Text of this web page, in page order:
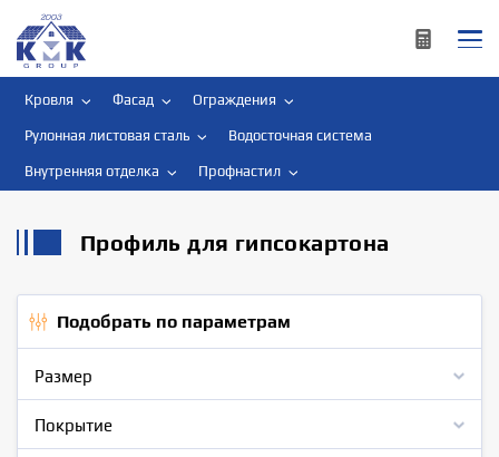
Кровля Фасад Ограждения
Рулонная листовая сталь Водосточная система
Внутренняя отделка Профнастил
Профиль для гипсокартона
Подобрать по параметрам
Размер
Покрытие